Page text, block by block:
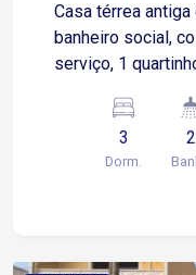
Casa térrea
banheiro social,
serviço, 1
ou comercial a 5
comércio da cidade.
3
Dorm.
2